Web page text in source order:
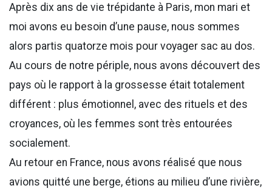
Après dix ans de vie trépidante à Paris, mon mari et
moi avons eu besoin d’une pause, nous sommes
alors partis quatorze mois pour voyager sac au dos.
Au cours de notre périple, nous avons découvert des
pays où le rapport à la grossesse était totalement
différent : plus émotionnel, avec des rituels et des
croyances, où les femmes sont très entourées
socialement.
Au retour en France, nous avons réalisé que nous
avions quitté une berge, étions au milieu d’une rivière,